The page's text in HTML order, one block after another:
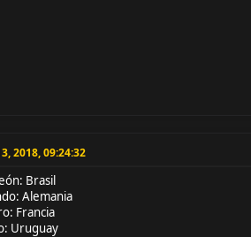
2018, 09:24:32
Brasil
Alemania
Francia
Uruguay